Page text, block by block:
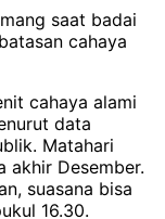
saat badai
cahaya
cahaya alami
data
Matahari
akhir Desember.
suasana bisa
16.30.